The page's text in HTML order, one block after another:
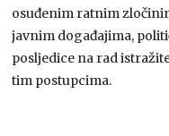
osuđenim ratnim
javnim događajima,
posljedice na rad
tim postupcima.